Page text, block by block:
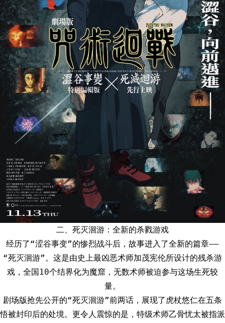
二、死灭洄游：全新的杀戮游戏
经历了“涩谷事变”的惨烈战斗后，故事进入了全新的篇章——
“死灭洄游”。这是由史上最凶恶术师加茂宪伦所设计的残杀游
戏，全国10个结界化为魔窟，无数术师被迫参与这场生死较
量。
剧场版抢先公开的“死灭洄游”前两话，展现了虎杖悠仁在五条
悟被封印后的处境。更令人震惊的是，特级术师乙骨忧太被指派